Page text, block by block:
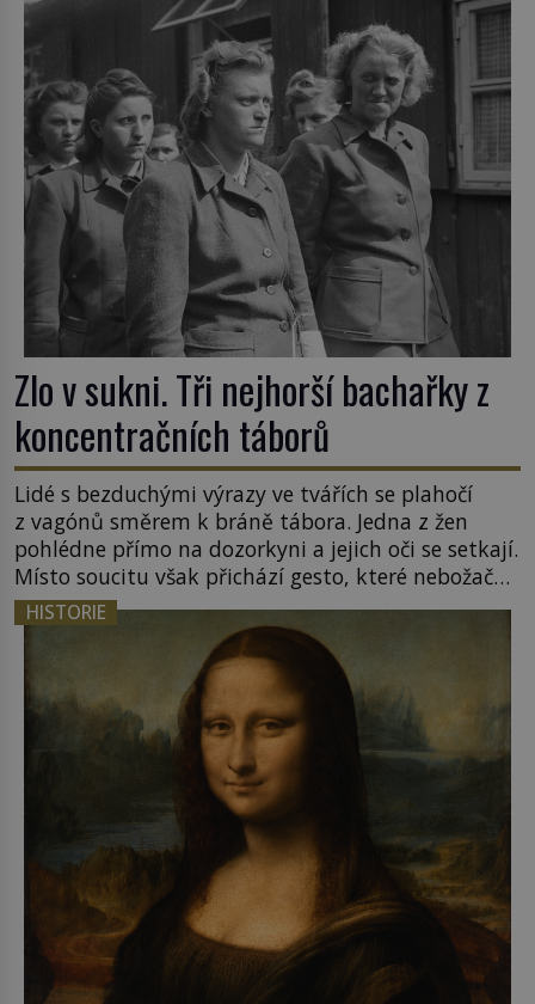
Zlo v sukni. Tři nejhorší bachařky z
koncentračních táborů
Lidé s bezduchými výrazy ve tvářích se plahočí
z vagónů směrem k bráně tábora. Jedna z žen
pohlédne přímo na dozorkyni a jejich oči se setkají.
Místo soucitu však přichází gesto, které nebožačku
posílá rovnou do plynové komory. Jména jako
Rudolf Höss (1901–1947), Josef Mengele (1911–
1979) či Heinrich Himmler (1900–1945) zná každý,
o koho se historie jen otřela. Jenže […]
HISTORIE